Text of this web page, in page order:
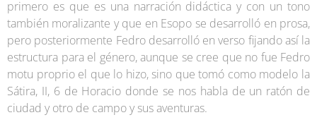
primero es que es una narración didáctica y con un tono
también moralizante y que en Esopo se desarrolló en prosa,
pero posteriormente Fedro desarrolló en verso fijando así la
estructura para el género, aunque se cree que no fue Fedro
motu proprio el que lo hizo, sino que tomó como modelo la
Sátira, II, 6 de Horacio donde se nos habla de un ratón de
ciudad y otro de campo y sus aventuras.